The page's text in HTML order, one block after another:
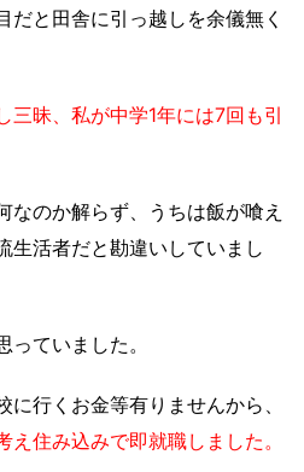
だと田舎に引っ越しを余儀無く
三昧、私が中学1年には7回も引
なのか解らず、うちは飯が喰え
生活者だと勘違いしていまし
ていました。
行くお金等有りませんから、
住み込みで即就職しました。